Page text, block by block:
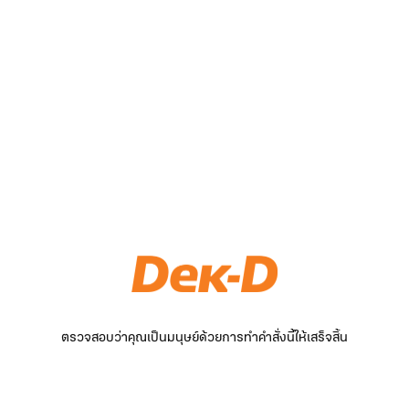
ตรวจสอบว่าคุณเป็นมนุษย์ด้วยการทำคำสั่งนี้ให้เสร็จสิ้น